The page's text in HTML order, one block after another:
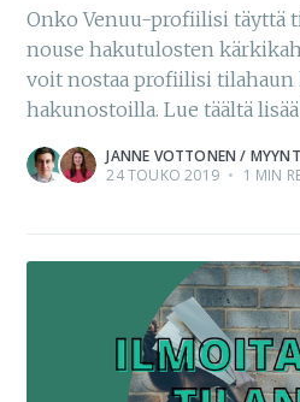
Onko Venuu-profiilisi täyttä
nouse hakutulosten
voit nostaa profiilisi
hakunostoilla. Lue täältä
JANNE VOTTONEN /
24 TOUKO 2019 • 1 MIN